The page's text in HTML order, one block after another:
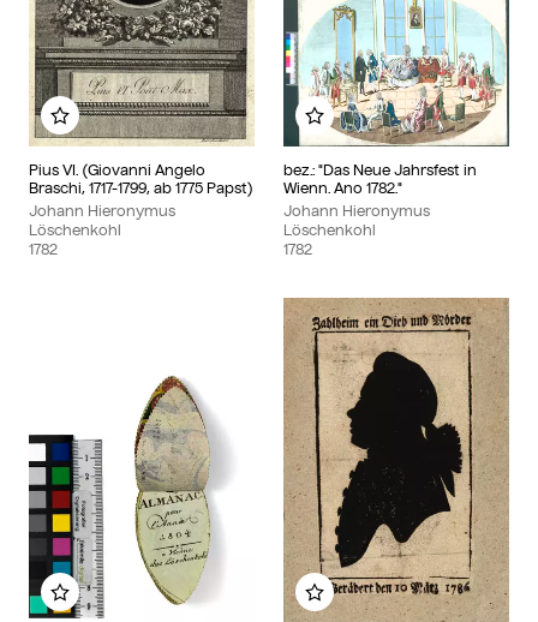
Pius VI. (Giovanni Angelo
Braschi, 1717-1799, ab 1775 Papst)
Johann Hieronymus
Löschenkohl
1782
Add to my album
bez.: "Das Neue Jahrsfest in
Wienn. Ano 1782."
Johann Hieronymus
Löschenkohl
1782
Add to my album
Add to my album Add to my album